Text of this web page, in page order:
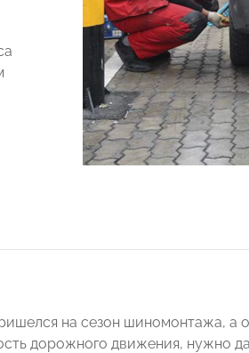
на сезон шиномонтажа, а
дорожного движения, нужно